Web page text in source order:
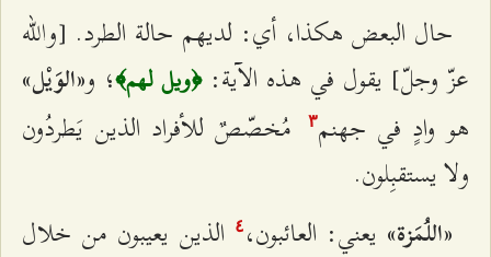
حال البعض هكذا، أي: لديهم حالة الطرد. [والله
عزّ وجلّ] يقول في هذه الآية:﴿ويل لهم﴾؛ و«الوَیْل»
هو وادٍ في جهنم٣
مُخصّصٌ للأفراد الذين يَطردُون
ولا يستقبِلون.
«اللُمَزة» يعني: العائبون، ٤
الذين يعيبون من خلال